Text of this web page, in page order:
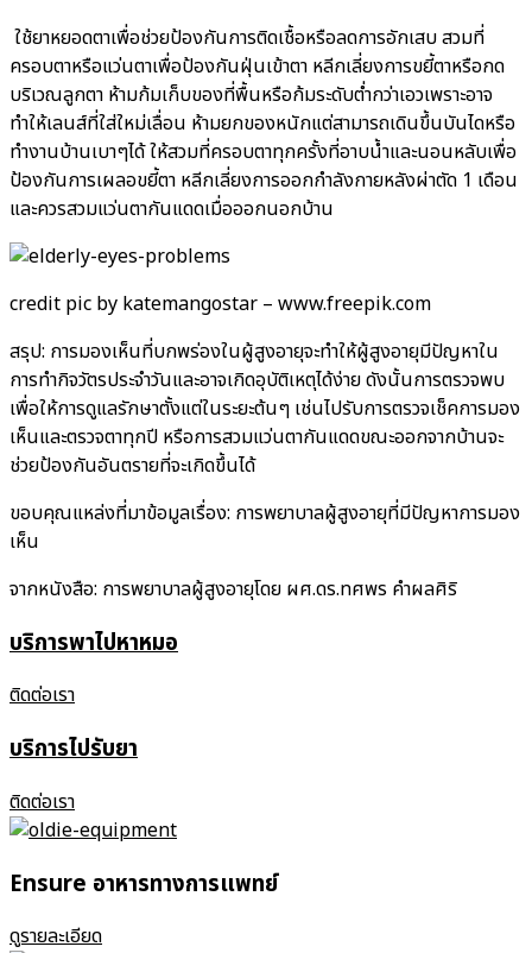
ใช้ยาหยอดตาเพื่อช่วยป้องกันการติดเชื้อหรือลดการอักเสบ สวมที่
ครอบตาหรือแว่นตาเพื่อป้องกันฝุ่นเข้าตา หลีกเลี่ยงการขยี้ตาหรือกด
บริเวณลูกตา ห้ามก้มเก็บของที่พื้นหรือก้มระดับต่ำกว่าเอวเพราะอาจ
ทำให้เลนส์ที่ใส่ใหม่เลื่อน ห้ามยกของหนักแต่สามารถเดินขึ้นบันไดหรือ
ทำงานบ้านเบาๆได้ ให้สวมที่ครอบตาทุกครั้งที่อาบน้ำและนอนหลับเพื่อ
ป้องกันการเผลอขยี้ตา หลีกเลี่ยงการออกกำลังกายหลังผ่าตัด 1 เดือน
และควรสวมแว่นตากันแดดเมื่อออกนอกบ้าน
credit pic by katemangostar – www.freepik.com
สรุป: การมองเห็นที่บกพร่องในผู้สูงอายุจะทำให้ผู้สูงอายุมีปัญหาใน
การทำกิจวัตรประจำวันและอาจเกิดอุบัติเหตุได้ง่าย ดังนั้นการตรวจพบ
เพื่อให้การดูแลรักษาตั้งแต่ในระยะต้นๆ เช่นไปรับการตรวจเช็คการมอง
เห็นและตรวจตาทุกปี หรือการสวมแว่นตากันแดดขณะออกจากบ้านจะ
ช่วยป้องกันอันตรายที่จะเกิดขึ้นได้
ขอบคุณแหล่งที่มาข้อมูลเรื่อง: การพยาบาลผู้สูงอายุที่มีปัญหาการมอง
เห็น
จากหนังสือ: การพยาบาลผู้สูงอายุโดย ผศ.ดร.ทศพร คำผลศิริ
บริการพาไปหาหมอ
ติดต่อเรา
บริการไปรับยา
ติดต่อเรา
Ensure อาหารทางการแพทย์
ดูรายละเอียด